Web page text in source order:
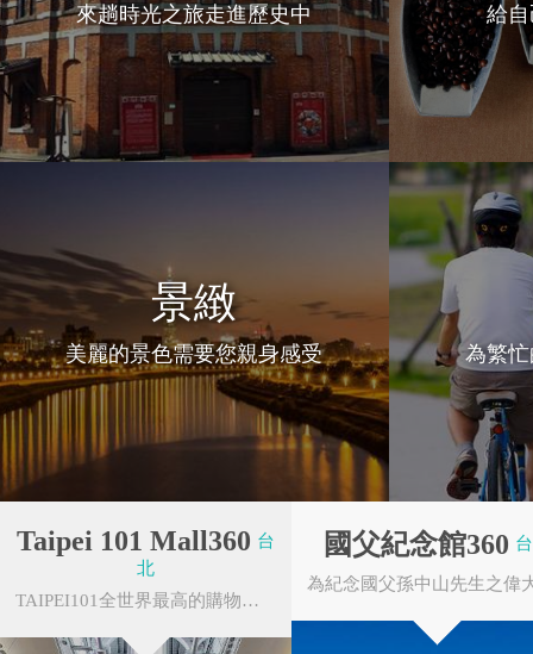
南投縣埔里鎮 南投縣魚池鄉
嘉義太保市 嘉義縣東石鄉
來趟時光之旅走進歷史中 給
景緻
美麗的景色需要您親身感受 為繁
Taipei 101 Mall360 台
北
TAIPEI101全世界最高的購物中心TAIPEI101MALL精選國際時尚與精緻美饌，貼心考量消費者的需求...
國父紀念館360